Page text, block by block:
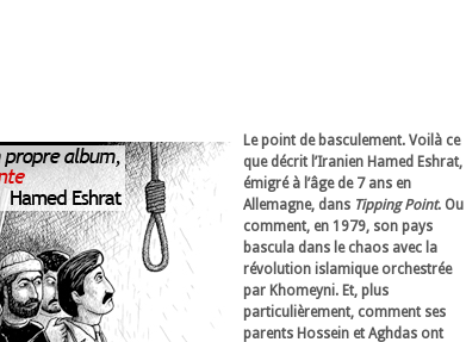
Le point de basculement. Voilà ce
que décrit l’Iranien Hamed Eshrat,
émigré à l’âge de 7 ans en
Allemagne, dans Tipping Point. Ou
comment, en 1979, son pays
bascula dans le chaos avec la
révolution islamique orchestrée
par Khomeyni. Et, plus
particulièrement, comment ses
parents Hossein et Aghdas ont